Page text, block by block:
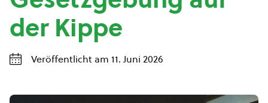
der Kippe
Veröffentlicht am 11. Juni 2026